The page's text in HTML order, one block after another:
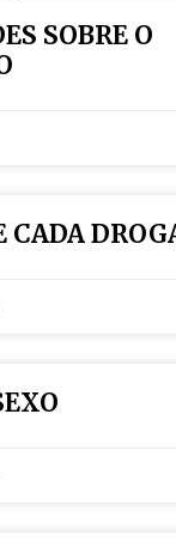
SOBRE O
CADA